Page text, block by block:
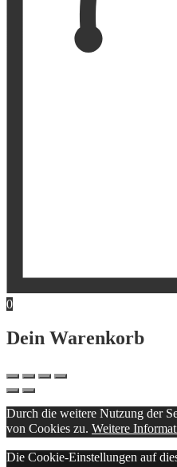
0
Dein Warenkorb
Durch die weitere Nutzung der
von Cookies zu. Weitere
Die Cookie-Einstellungen auf